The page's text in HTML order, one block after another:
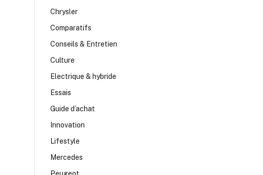
Chrysler
Comparatifs
Conseils & Entretien
Culture
Electrique & hybride
Essais
Guide d’achat
Innovation
Lifestyle
Mercedes